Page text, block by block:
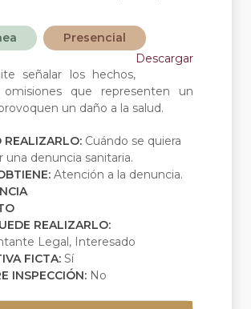
Presencial
Descargar
señalar los hechos,
que representen un
un daño a la salud.
REALIZARLO: Cuándo se quiera
una denuncia sanitaria.
Atención a la denuncia.
REALIZARLO:
Legal, Interesado
FICTA: Sí
INSPECCIÓN: No